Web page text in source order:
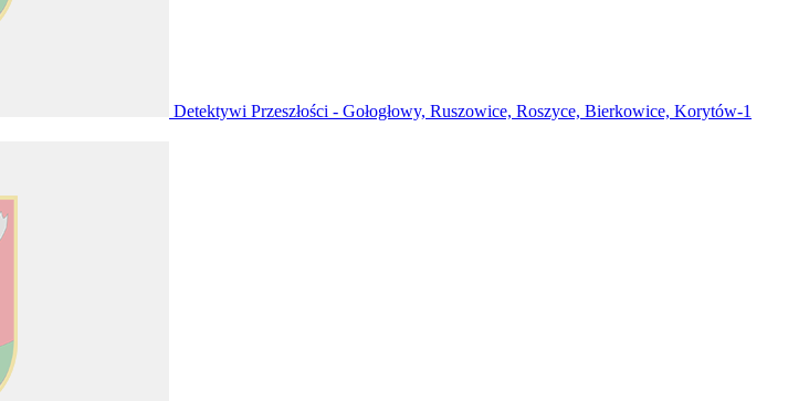
Detektywi Przeszłości - Gołogłowy, Ruszowice, Roszyce, Bierkowice, Korytów-1